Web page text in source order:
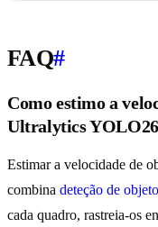
FAQ#
Como estimo a
Ultralytics
Estimar a velocidade de
combina deteção de
cada quadro, rastreia-os